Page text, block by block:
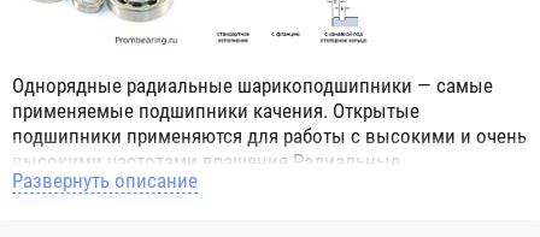
Однорядные радиальные шарикоподшипники — самые
применяемые подшипники качения. Открытые
подшипники применяются для работы с высокими и очень
высокими частотами вращения.Радиальные
шарикоподшипники обозначением 2Z ZZ с обеих сторон
Развернуть описание